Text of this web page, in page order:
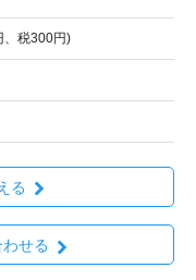
、税300円)
る
せる